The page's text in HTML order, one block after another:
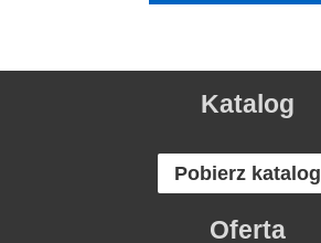
Katalog
Pobierz katalog
Oferta